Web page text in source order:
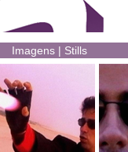
Imagens | Stills